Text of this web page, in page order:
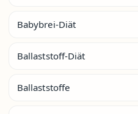
Babybrei-Diät
Ballaststoff-Diät
Ballaststoffe